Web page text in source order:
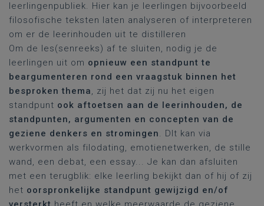
leerlingenpubliek. Hier kan je leerlingen bijvoorbeeld
filosofische teksten laten analyseren of interpreteren
om er de leerinhouden uit te distilleren
Om de les(senreeks) af te sluiten, nodig je de
leerlingen uit om opnieuw een standpunt te
beargumenteren rond een vraagstuk binnen het
besproken thema, zij het dat zij nu het eigen
standpunt ook aftoetsen aan de leerinhouden, de
standpunten, argumenten en concepten van de
geziene denkers en stromingen. DIt kan via
werkvormen als filodating, emotienetwerken, de stille
wand, een debat, een essay... Je kan dan afsluiten
met een terugblik: elke leerling bekijkt dan of hij of zij
het oorspronkelijke standpunt gewijzigd en/of